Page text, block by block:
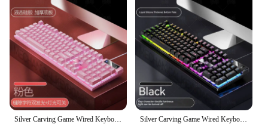
Silver Carving Game Wired Keyboard, sensação mecânica, rosa preto e azul, Desktop Notebook, teclado impermeável, presente por atacado, K500, novo